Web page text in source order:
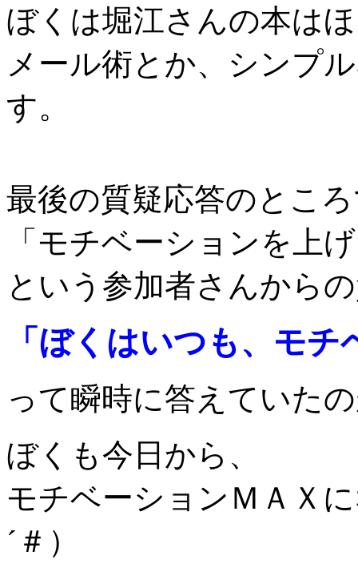
ぼくは堀江さんの本は
メール術とか、シンプ
す。
最後の質疑応答のとこ
「モチベーションを上
という参加者さんから
「ぼくはいつも、モ
って瞬時に答えていた
ぼくも今日から、
モチベーションＭＡＸ
´＃）